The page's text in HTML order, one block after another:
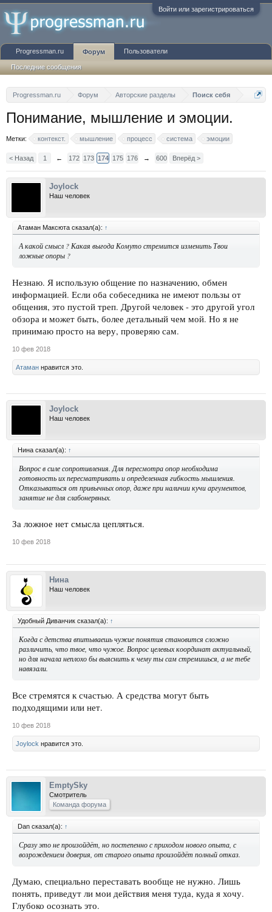
Войти или зарегистрироваться
Progressman.ru Форум Авторские разделы Поиск себя
Понимание, мышление и эмоции.
Метки: контекст. мышление процесс система эмоции
< Назад 1 ← 172 173 174 175 176 → 600 Вперёд >
Joylock
Наш человек
Атаман Максюта сказал(а): ↑
А какой смысл ? Какая выгода Комуто стремится изменить Твои
ложные опоры ?
Незнаю. Я использую общение по назначению, обмен
информацией. Если оба собеседника не имеют пользы от
общения, это пустой треп. Другой человек - это другой угол
обзора и может быть, более детальный чем мой. Но я не
принимаю просто на веру, проверяю сам.
10 фев 2018
Атаман нравится это.
Joylock
Наш человек
Нина сказал(а): ↑
Вопрос в силе сопротивления. Для пересмотра опор необходима
готовность их пересматривать и определенная гибкость мышления.
Отказываться от привычных опор, даже при наличии кучи аргументов,
занятие не для слабонервных.
За ложное нет смысла цепляться.
10 фев 2018
Нина
Наш человек
Удобный Диванчик сказал(а): ↑
Когда с детства впитываешь чужие понятия становится сложно
различить, что твое, что чужое. Вопрос целевых координат актуальный,
но для начала неплохо бы выяснить к чему ты сам стремишься, а не тебе
навязали.
Все стремятся к счастью. А средства могут быть
подходящими или нет.
10 фев 2018
Joylock нравится это.
EmptySky
Смотритель
Команда форума
Dan сказал(а): ↑
Сразу это не произойдёт, но постепенно с приходом нового опыта, с
возрождением доверия, от старого опыта произойдёт полный отказ.
Думаю, специально переставать вообще не нужно. Лишь
понять, приведут ли мои действия меня туда, куда я хочу.
Глубоко осознать это.
Progressman.ru Форум
Последние сообщения
Пользователи